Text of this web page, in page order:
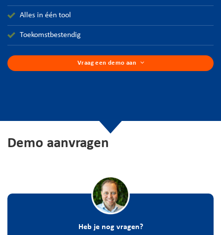
Alles in één tool
Toekomstbestendig
Vraag een demo aan
Demo aanvragen
Heb je nog vragen?